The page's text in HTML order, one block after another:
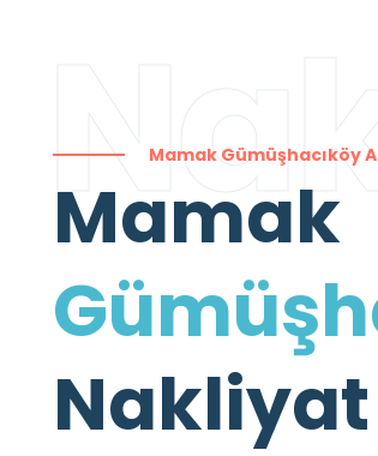
Mamak Gümüşhacıköy
Mamak
Nakliyat